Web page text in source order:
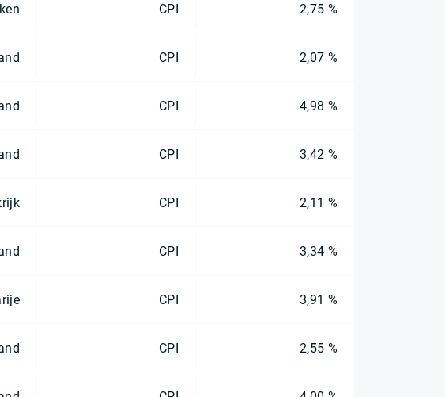
CPI 2,75 %
CPI 2,07 %
CPI 4,98 %
CPI 3,42 %
CPI 2,11 %
CPI 3,34 %
CPI 3,91 %
CPI 2,55 %